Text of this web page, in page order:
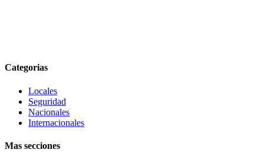
Categorias
Locales
Seguridad
Nacionales
Internacionales
Mas secciones